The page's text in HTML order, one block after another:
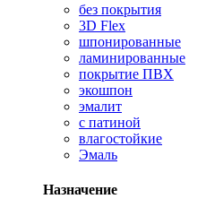
без покрытия
3D Flex
шпонированные
ламинированные
покрытие ПВХ
экошпон
эмалит
с патиной
влагостойкие
Эмаль
Назначение